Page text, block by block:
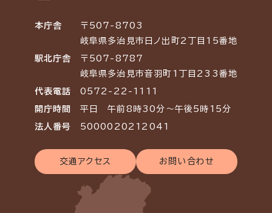
本庁舎
〒507-8703
岐阜県多治見市日ノ出町2丁目15番地
駅北庁舎
〒507-8787
岐阜県多治見市音羽町1丁目233番地
代表電話 0572-22-1111
開庁時間 平日 午前8時30分～午後5時15分
法人番号 5000020212041
交通アクセス お問い合わせ